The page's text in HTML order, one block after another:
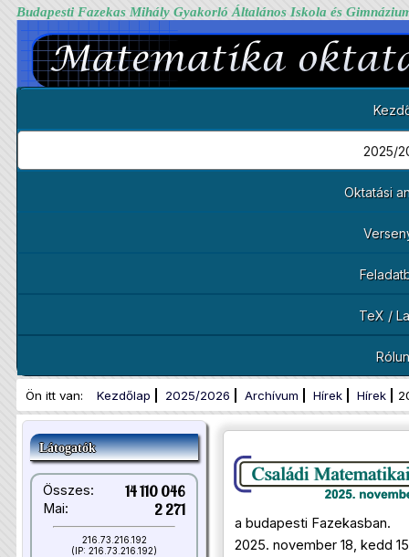
Budapesti Fazekas Mihály Gyakorló Általános Iskola és
2025/
Oktatási
TeX /
Ön itt van: Kezdőlap 2025/2026 Archívum Hírek Hírek
Látogatók
Összes: 14 110 046
Mai: 2 271
216.73.216.192
(IP: 216.73.216.192)
a budapesti Fazekasban.
2025. november 18, kedd 15